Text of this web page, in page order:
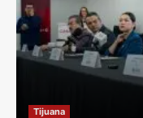
Tijuana